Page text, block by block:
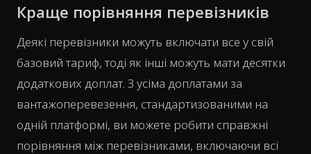
Краще порівняння перевізників
Деякі перевізники можуть включати все у свій
базовий тариф, тоді як інші можуть мати десятки
додаткових доплат. З усіма доплатами за
вантажоперевезення, стандартизованими на
одній платформі, ви можете робити справжні
порівняння між перевізниками, включаючи всі